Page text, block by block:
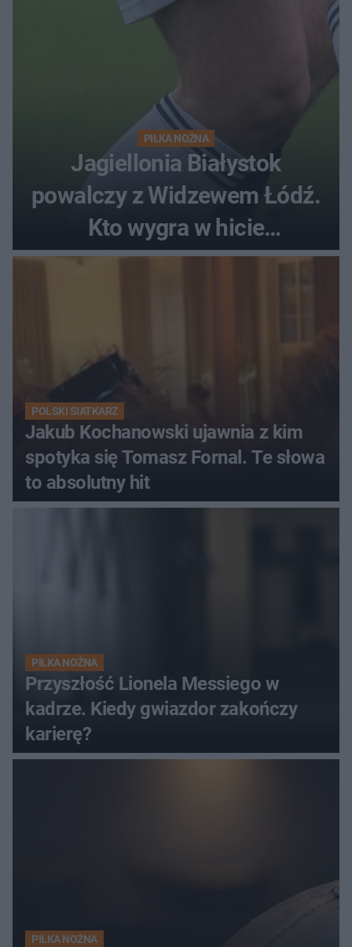
PIŁKA NOŻNA
Jagiellonia Białystok
powalczy z Widzewem Łódź.
Kto wygra w hicie
Ekstraklasy?
POLSKI SIATKARZ
Jakub Kochanowski ujawnia z kim
spotyka się Tomasz Fornal. Te słowa
to absolutny hit
PIŁKA NOŻNA
Przyszłość Lionela Messiego w
kadrze. Kiedy gwiazdor zakończy
karierę?
PIŁKA NOŻNA